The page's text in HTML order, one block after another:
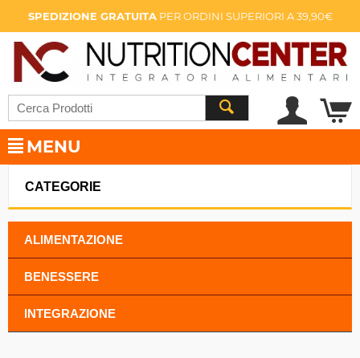
SPEDIZIONE GRATUITAPER ORDINI SUPERIORI A 39,90€
MENU
CATEGORIE
ALIMENTAZIONE
BENESSERE
INTEGRAZIONE